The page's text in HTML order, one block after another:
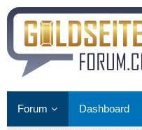
Forum Dashboard